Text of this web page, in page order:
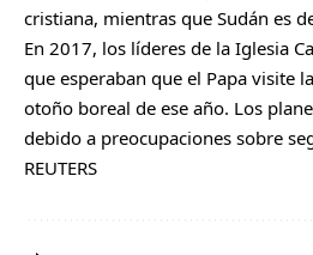
cristiana, mientras que Sudán es
En 2017, los líderes de la Iglesia
que esperaban que el Papa visite
otoño boreal de ese año. Los
debido a preocupaciones sobre
REUTERS